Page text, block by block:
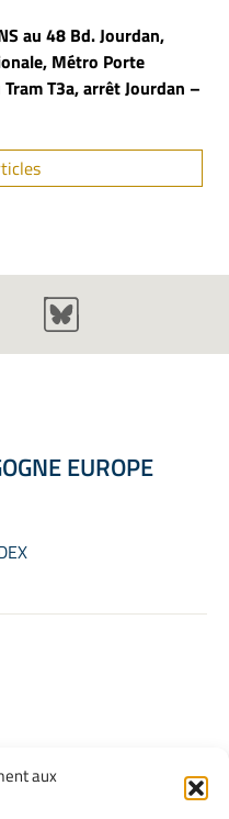
aux
au 48 Bd. Jourdan,
Métro Porte
T3a, arrêt Jourdan –
EUROPE
bourgogne.fr